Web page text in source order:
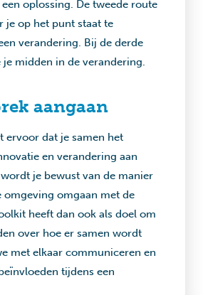
oplossing. De tweede route
je op het punt staat te
verandering. Bij de derde
midden in de verandering.
aangaan
ervoor dat je samen het
en verandering aan
je bewust van de manier
omgeving omgaan met de
heeft dan ook als doel om
over hoe er samen wordt
met elkaar communiceren en
tijdens een